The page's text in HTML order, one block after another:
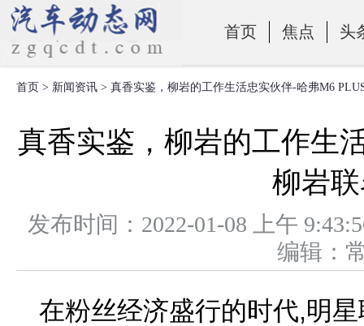
首页 焦点 头
零部件
首页 > 新闻资讯 > 真香实鉴，柳岩的工作生活忠实伙伴-哈弗M6
真香实鉴，柳岩的工作生
柳岩
发布时间：2022-01-08 上午
编辑
在粉丝经济盛行的时代,明